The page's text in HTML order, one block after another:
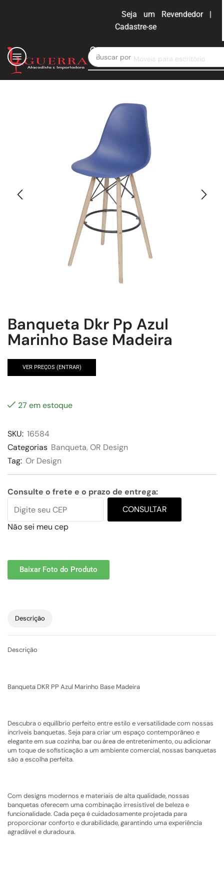
Seja um Revendedor |
Cadastre-se
Buscar por Moveis para escritório
Banqueta Dkr Pp Azul
Marinho Base Madeira
VER PREÇOS (ENTRAR)
27 em estoque
SKU: 16584
Categorias Banqueta, OR Design
Tag: Or Design
Consulte o frete e o prazo de entrega:
CONSULTAR
Não sei meu cep
Baixar Foto do Produto
Descrição
Descrição
Banqueta DKR PP Azul Marinho Base Madeira
Descubra o equilíbrio perfeito entre estilo e versatilidade com nossas
incríveis banquetas. Seja para criar um espaço contemporâneo e
elegante em sua cozinha, bar ou área de entretenimento, ou adicionar
um toque de sofisticação a um ambiente comercial, nossas banquetas
são a escolha perfeita.
Com designs modernos e materiais de alta qualidade, nossas
banquetas oferecem uma combinação irresistível de beleza e
funcionalidade. Cada peça é cuidadosamente projetada para
proporcionar conforto e durabilidade, garantindo uma experiência
agradável e duradoura.